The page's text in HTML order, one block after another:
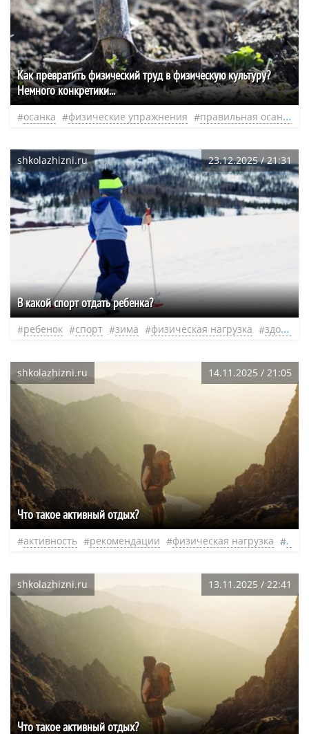
Как превратить физический труд в физическую культуру?
Немного конкретики...
осанка физические упражнения правильная осанка
shkolazhizni.ru 23.12.2025 / 21:31
В какой спорт отдать ребенка?
ребенок спорт зима физическая нагрузка здоровый образ жизни
shkolazhizni.ru 14.11.2025 / 21:05
Что такое активный отдых?
активность рекомендации физическая нагрузка
shkolazhizni.ru 13.11.2025 / 22:41
Что такое активный отдых?